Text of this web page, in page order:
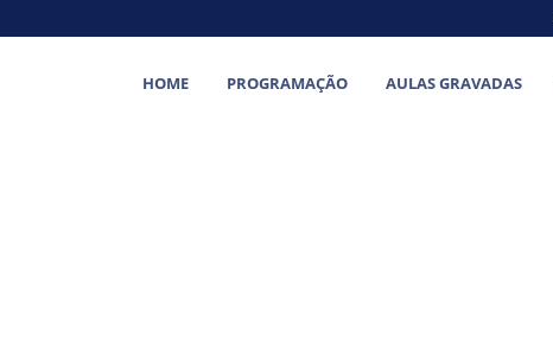
HOME PROGRAMAÇÃO AULAS GRAVADAS